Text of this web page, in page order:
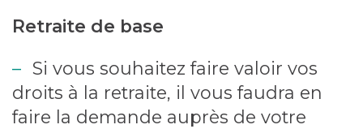
Retraite de base
Si vous souhaitez faire valoir vos
droits à la retraite, il vous faudra en
faire la demande auprès de votre